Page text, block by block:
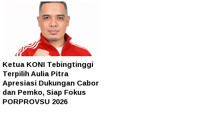
Ketua KONI Tebingtinggi
Terpilih Aulia Pitra
Apresiasi Dukungan Cabor
dan Pemko, Siap Fokus
PORPROVSU 2026